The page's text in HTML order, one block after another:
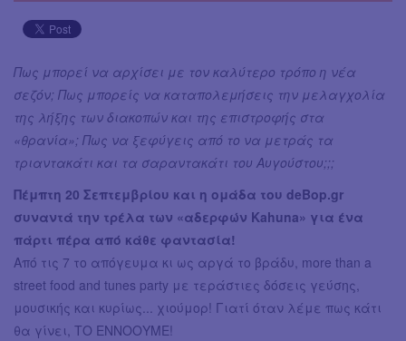
Πως μπορεί να αρχίσει με τον καλύτερο τρόπο η νέα
σεζόν; Πως μπορείς να καταπολεμήσεις την μελαγχολία
της λήξης των διακοπών και της επιστροφής στα
«θρανία»; Πως να ξεφύγεις από το να μετράς τα
τριαντακάτι και τα σαραντακάτι του Αυγούστου;;;
Πέμπτη 20 Σεπτεμβρίου και η ομάδα του deBop.gr
συναντά την τρέλα των «αδερφών Kahuna» για ένα
πάρτι πέρα από κάθε φαντασία!
Από τις 7 το απόγευμα κι ως αργά το βράδυ, more than a
street food and tunes party με τεράστιες δόσεις γεύσης,
μουσικής και κυρίως... χιούμορ! Γιατί όταν λέμε πως κάτι
θα γίνει, ΤΟ ΕΝΝΟΟΥΜΕ!